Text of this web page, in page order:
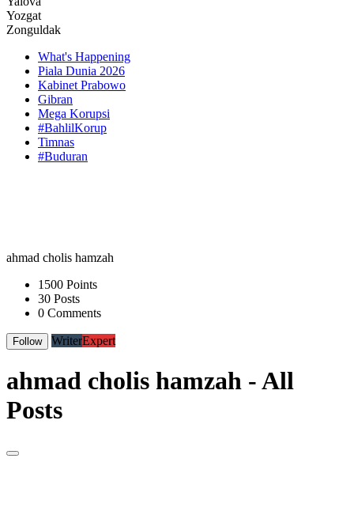
Yozgat
Zonguldak
What's Happening
Piala Dunia 2026
Kabinet Prabowo
Gibran
Mega Korupsi
#BahlilKorup
Timnas
#Buduran
ahmad cholis hamzah
1500 Points
30 Posts
0 Comments
Follow WriterExpert
ahmad cholis hamzah - All
Posts